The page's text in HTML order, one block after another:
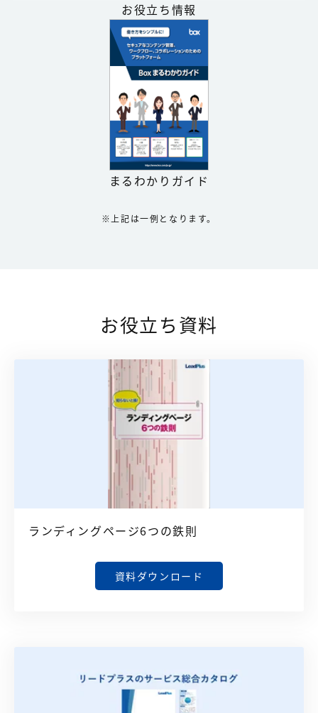
お役立ち情報
まるわかりガイド
※上記は一例となります。
お役立ち資料
ランディングページ6つの鉄則
資料ダウンロード